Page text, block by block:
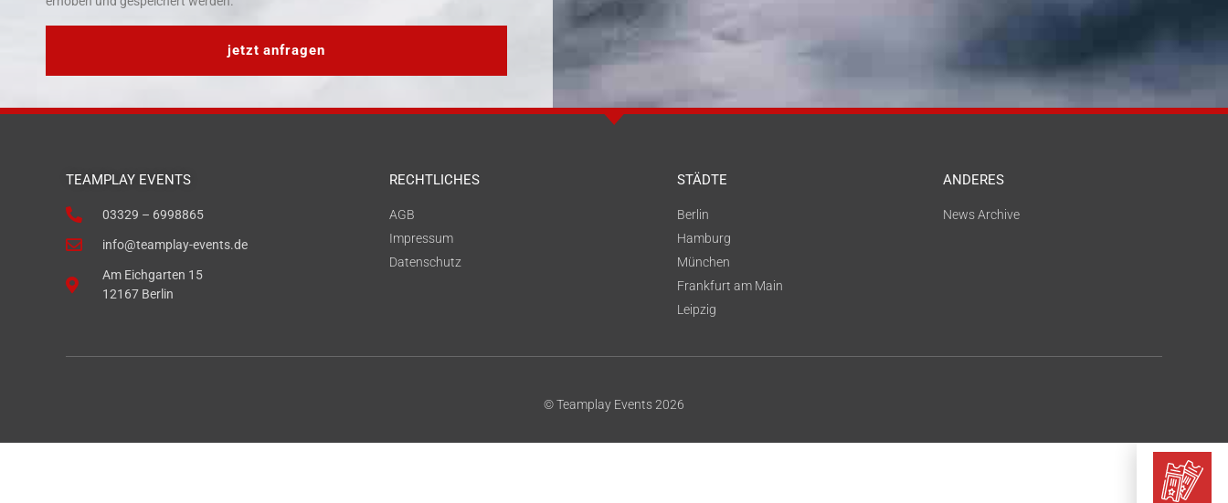
jetzt anfragen
TEAMPLAY EVENTS
03329 – 6998865
info@teamplay-events.de
Am Eichgarten 15
12167 Berlin
RECHTLICHES
AGB
Impressum
Datenschutz
STÄDTE
Berlin
Hamburg
München
Frankfurt am Main
Leipzig
ANDERES
News Archive
© Teamplay Events 2026